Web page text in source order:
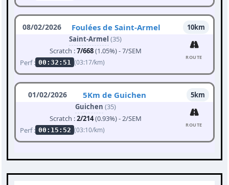
08/02/2026 Foulées de Saint-Armel
10km
Saint-Armel (35)
Scratch :7/668(1.05%) - 7/SEM
Perf : 00:32:51 (03:17/km)
ROUTE
01/02/2026 5Km de Guichen
5km
Guichen (35)
Scratch :2/214(0.93%) - 2/SEM
Perf : 00:15:52 (03:10/km)
ROUTE